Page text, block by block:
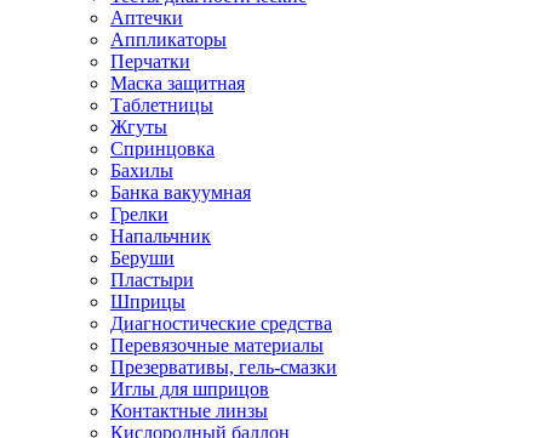
Аптечки
Аппликаторы
Перчатки
Маска защитная
Таблетницы
Жгуты
Спринцовка
Бахилы
Банка вакуумная
Грелки
Напальчник
Беруши
Пластыри
Шприцы
Диагностические средства
Перевязочные материалы
Презервативы, гель-смазки
Иглы для шприцов
Контактные линзы
Кислородный баллон